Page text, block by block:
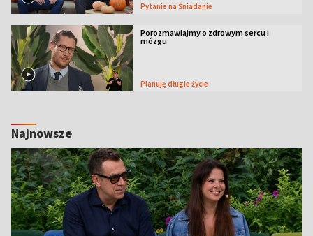
Pytanie na Śniadanie
Porozmawiajmy o zdrowym sercu i
mózgu
Planuję długie życie
Najnowsze